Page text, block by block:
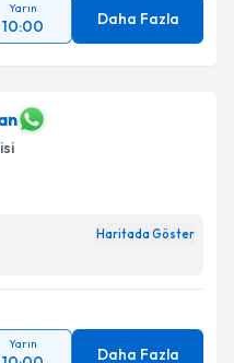
Yarın
10:00 Daha Fazla
Haritada Göster
Yarın
Daha Fazla